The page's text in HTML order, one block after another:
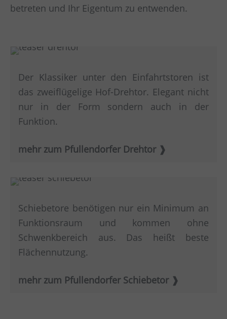
betreten und Ihr Eigentum zu entwenden.
Der Klassiker unter den Einfahrtstoren ist
das zweiflügelige Hof-Drehtor. Elegant nicht
nur in der Form sondern auch in der
Funktion.
mehr zum Pfullendorfer Drehtor
Schiebetore benötigen nur ein Minimum an
Funktionsraum und kommen ohne
Schwenkbereich aus. Das heißt beste
Flächennutzung.
mehr zum Pfullendorfer Schiebetor